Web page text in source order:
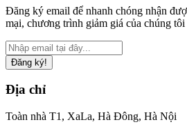
Đăng ký email để nhanh chóng nhận
mại, chương trình giảm giá của chúng tôi
Đăng ký!
Địa chỉ
Toàn nhà T1, XaLa, Hà Đông, Hà Nội